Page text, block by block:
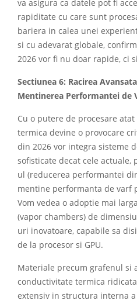
va asigura ca datele pot fi
rapiditate cu care sunt
bariera in calea unei
si cu adevarat globale,
2026 vor fi nu doar rapide, ci
Sectiunea 6: Racirea
Mentinerea Performantei de
Cu o putere de procesare
termica devine o provocare
din 2026 vor integra sisteme
sofisticate decat cele
ul (reducerea performantei
mentine performanta de varf
Vom vedea o adoptie mai
(vapor chambers) de
uri inovatoare, capabile sa
de la procesor si GPU.
Materiale precum grafenul si
conductivitate termica
extensiv in structura interna